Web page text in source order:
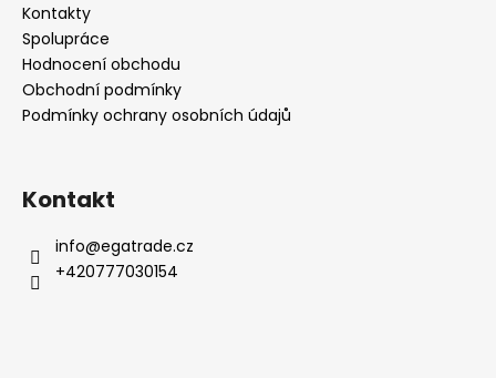
Kontakty
Spolupráce
Hodnocení obchodu
Obchodní podmínky
Podmínky ochrany osobních údajů
Kontakt
info@egatrade.cz
+420777030154